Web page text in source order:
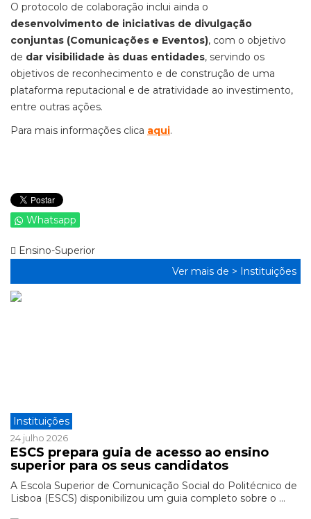
O protocolo de colaboração inclui ainda o
desenvolvimento de iniciativas de divulgação
conjuntas (Comunicações e Eventos), com o objetivo
de dar visibilidade às duas entidades, servindo os
objetivos de reconhecimento e de construção de uma
plataforma reputacional e de atratividade ao investimento,
entre outras ações.
Para mais informações clica aqui.
Whatsapp
Ensino-Superior
Ver mais de > Instituições
Instituições
24 julho 2026
ESCS prepara guia de acesso ao ensino
superior para os seus candidatos
A Escola Superior de Comunicação Social do Politécnico de
Lisboa (ESCS) disponibilizou um guia completo sobre o ...